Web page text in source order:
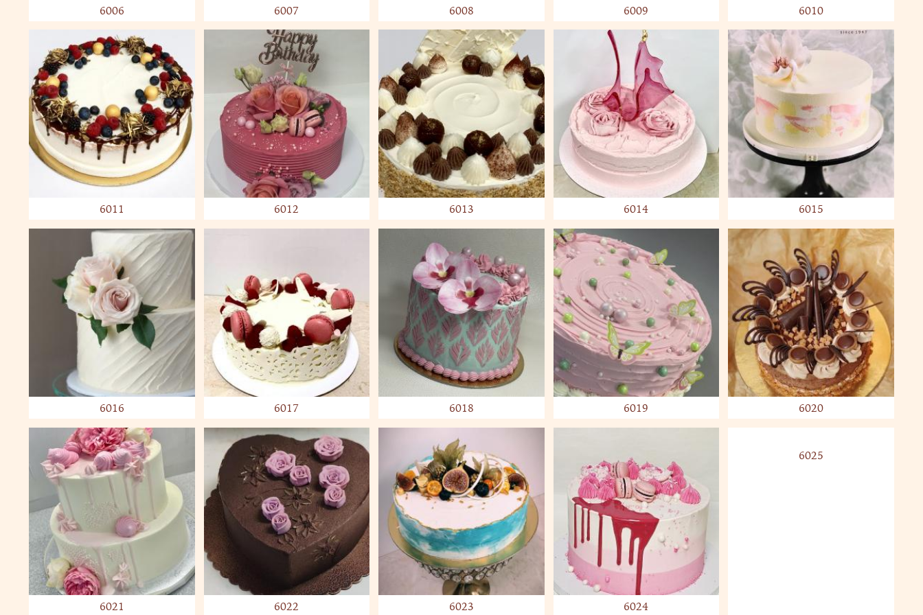
6006 6007 6008 6009 6010
6011 6012 6013 6014 6015
6016 6017 6018 6019 6020
6021 6022 6023 6024
6025